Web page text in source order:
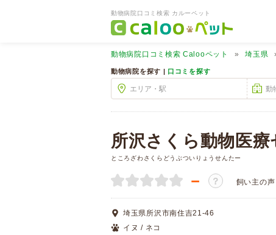
動物病院口コミ検索 カルーペット
動物病院口コミ検索 Calooペット 埼玉県
動物病院を探す | 口コミを探す
所沢さくら動物医療
ところざわさくらどうぶついりょうせんたー
－ ？ 飼い主の声
埼玉県所沢市南住吉21-46
イヌ / ネコ